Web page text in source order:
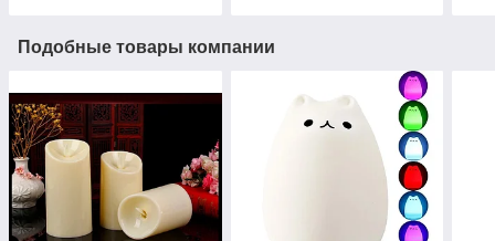
Подобные товары компании